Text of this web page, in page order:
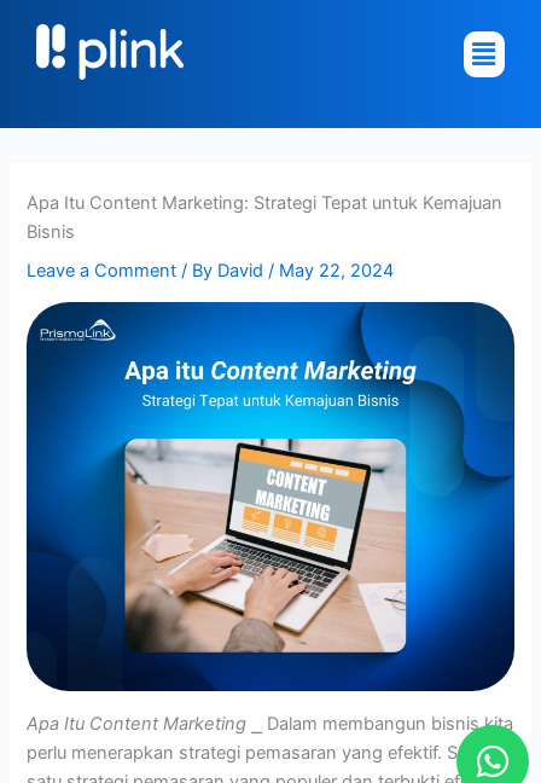
content
Main
Menu
Apa Itu Content Marketing: Strategi Tepat untuk Kemajuan
Bisnis
Leave a Comment / By David/ May 22, 2024
Apa Itu Content Marketing ⎯ Dalam membangun bisnis kita
perlu menerapkan strategi pemasaran yang efektif. SalahW